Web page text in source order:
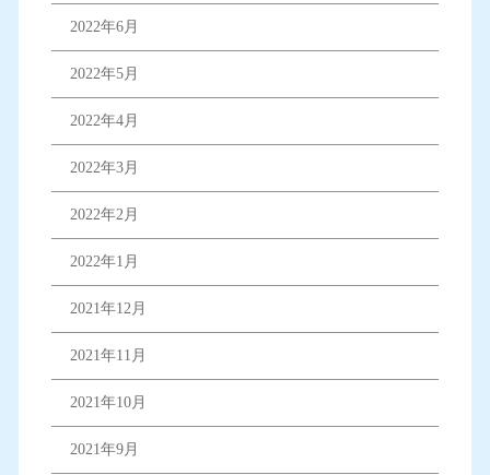
2022年6月
2022年5月
2022年4月
2022年3月
2022年2月
2022年1月
2021年12月
2021年11月
2021年10月
2021年9月